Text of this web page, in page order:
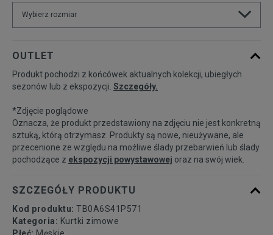
Wybierz rozmiar
S
Powiadom o
L
Powiadom o
dostępności
XXL
Powiadom o
dostępności
OUTLET
Produkt pochodzi z końcówek aktualnych kolekcji, ubiegłych
sezonów lub z ekspozycji. Szczegóły.
*Zdjęcie poglądowe
Oznacza, że produkt przedstawiony na zdjęciu nie jest konkretną
sztuką, którą otrzymasz. Produkty są nowe, nieużywane, ale
przecenione ze względu na możliwe ślady przebarwień lub ślady
pochodzące z ekspozycji powystawowej oraz na swój wiek.
SZCZEGÓŁY PRODUKTU
Kod produktu: TB0A6S41P571
Kategoria: Kurtki zimowe